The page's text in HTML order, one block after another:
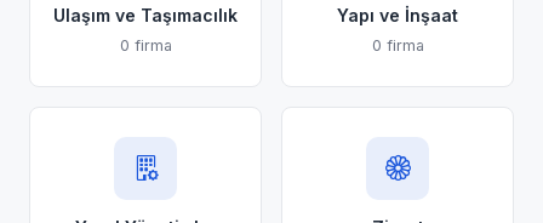
Ulaşım ve Taşımacılık
0 firma
Yapı ve İnşaat
0 firma